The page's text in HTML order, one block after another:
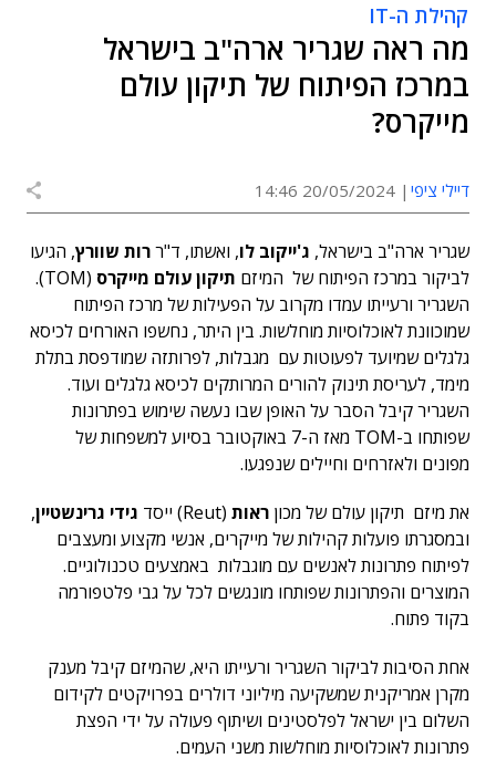
קהילת ה-IT
מה ראה שגריר ארה"ב בישראל
במרכז הפיתוח של תיקון עולם
מייקרס?
דיילי ציפי 20/05/2024 14:46
שגריר ארה"ב בישראל, ג'ייקוב לו, ואשתו, ד"ררות שוורץ, הגיעו
לביקור במרכז הפיתוח של המיזם תיקון עולם מייקרס
(TOM).
השגריר ורעייתו עמדו מקרוב על הפעילות של מרכז הפיתוח
שמוכוונת לאוכלוסיות מוחלשות. בין היתר, נחשפו האורחים לכיסא
גלגלים שמיועד לפעוטות עם מגבלות, לפרותזה שמודפסת בתלת
מימד, לעריסת תינוק להורים המרותקים לכיסא גלגלים ועוד.
השגריר קיבל הסבר על האופן שבו נעשה שימוש בפתרונות
שפותחו ב-TOM מאז ה-7 באוקטובר בסיוע למשפחות של
מפונים ולאזרחים וחיילים שנפגעו.
את מיזם תיקון עולם של מכון ראות (Reut) ייסד גידי גרינשטיין,
ובמסגרתו פועלות קהילות של מייקרים, אנשי מקצוע ומעצבים
לפיתוח פתרונות לאנשים עם מוגבלות באמצעים טכנולוגיים.
המוצרים והפתרונות שפותחו מונגשים לכל על גבי פלטפורמה
בקוד פתוח.
אחת הסיבות לביקור השגריר ורעייתו היא, שהמיזם קיבל מענק
מקרן אמריקנית שמשקיעה מיליוני דולרים בפרויקטים לקידום
השלום בין ישראל לפלסטינים ושיתוף פעולה על ידי הפצת
פתרונות לאוכלוסיות מוחלשות משני העמים.